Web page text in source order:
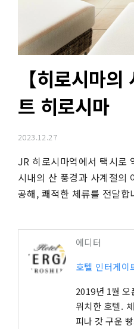
【히로시마
트 히로시마
2023.12.27
JR 히로시마역에서 택시로
시내의 산 풍경과 사계절의
공해, 쾌적한 체류를 전달합
에디터
호텔 인터게이
2019년 1월 오
위치한 호텔.
피나 갓 구운